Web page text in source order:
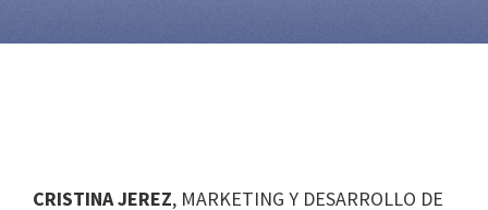
CRISTINA JEREZ, MARKETING Y DESARROLLO DE